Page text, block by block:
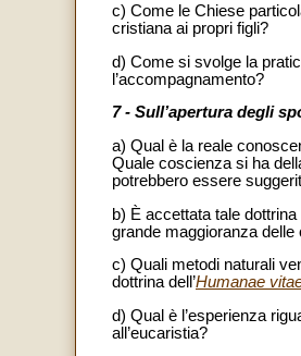
c) Come le Chiese
cristiana ai propri figli?
d) Come si svolge la
l’accompagnamento?
7 - Sull’apertura degli
a) Qual è la reale
Quale coscienza si ha
potrebbero essere
b) È accettata tale
grande maggioranza delle
c) Quali metodi naturali
dottrina dell’Humanae
d) Qual è l’esperienza
all’eucaristia?